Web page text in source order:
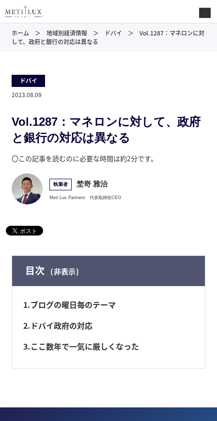
ホーム 地域別経済情報 ドバイ
Vol.1287：マネロンに対
して、政府と銀行の対応は異なる
ドバイ
2023.08.09
Vol.1287：マネロンに対して、政府
と銀行の対応は異なる
〇この記事を読むのに必要な時間は約2分です。
執筆者 埜嵜 雅治
Meti Lux Partners 代表取締役CEO
目次 非表示
1 ブログの曜日毎のテーマ
2 ドバイ政府の対応
3 ここ数年で一気に厳しくなった